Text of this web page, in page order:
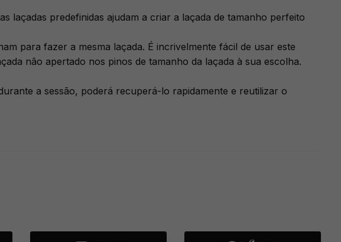
laçadas predefinidas ajudam a criar a laçada de tamanho perfeito
para fazer a mesma laçada. É incrivelmente fácil de usar este
não apertado nos pinos de tamanho da laçada à sua escolha.
a sessão, poderá recuperá-lo rapidamente e reutilizar o